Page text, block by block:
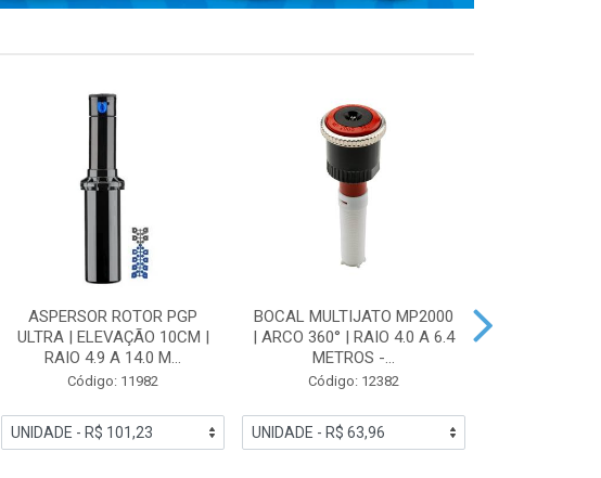
ASPERSOR ROTOR PGP
ULTRA | ELEVAÇÃO 10CM |
RAIO 4.9 A 14.0 M...
Código: 11982
BOCAL MULTIJATO MP2000
| ARCO 360° | RAIO 4.0 A 6.4
METROS -...
Código: 12382